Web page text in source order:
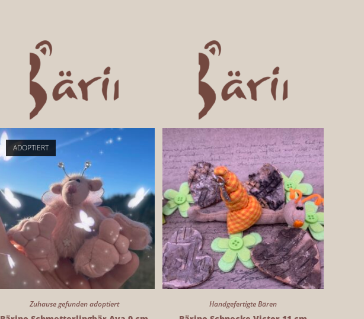
ADOPTIERT
Zuhause gefunden adoptiert Handgefertigte Bären